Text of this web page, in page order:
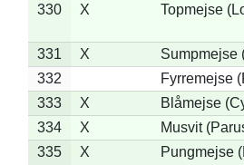
330 X Topmejse
331 X
Sumpmejse
332
Fyrremejse
333
X
Blåmejse
334
X
Musvit
335
X Pungmejse